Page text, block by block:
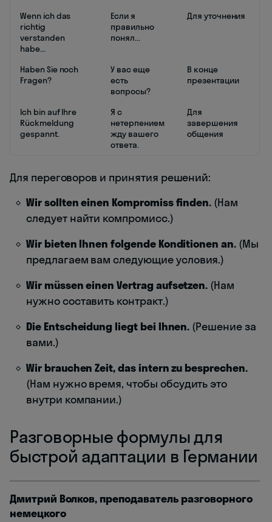
Wenn ich das
richtig
verstanden
habe...
Если я
правильно
понял...
Для уточнения
Haben Sie noch
Fragen?
У вас еще
есть
вопросы?
В конце
презентации
Ich bin auf Ihre
Rückmeldung
gespannt.
Я с
нетерпением
жду вашего
ответа.
Для
завершения
общения
Для переговоров и принятия решений:
Wir sollten einen Kompromiss finden. (Нам
следует найти компромисс.)
Wir bieten Ihnen folgende Konditionen an.(Мы
предлагаем вам следующие условия.)
Wir müssen einen Vertrag aufsetzen. (Нам
нужно составить контракт.)
Die Entscheidung liegt bei Ihnen. (Решение за
вами.)
Wir brauchen Zeit, das intern zu besprechen.
(Нам нужно время, чтобы обсудить это
внутри компании.)
Разговорные формулы для
быстрой адаптации в Германии
Дмитрий Волков, преподаватель разговорного
немецкого